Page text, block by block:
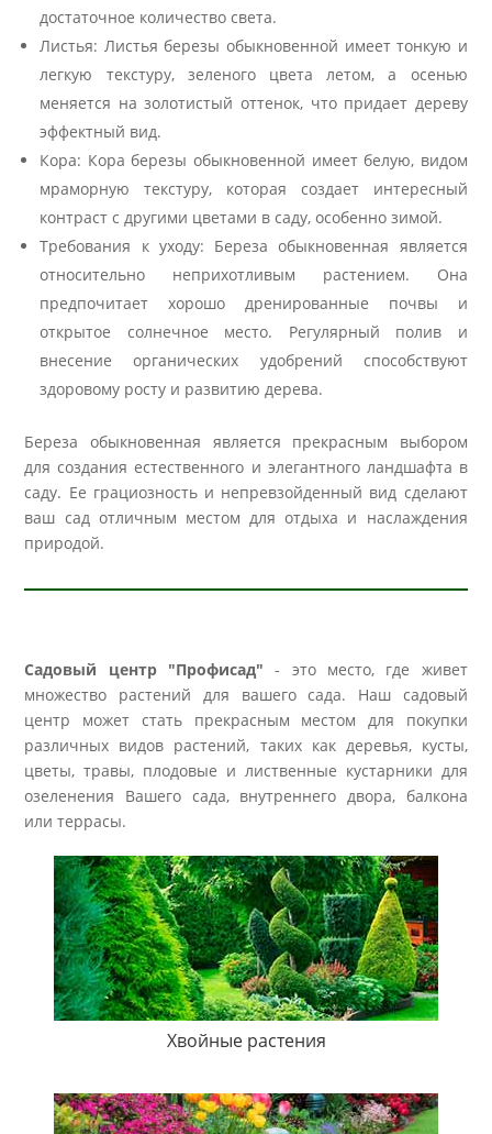
достаточное количество света.
Листья: Листья березы обыкновенной имеет тонкую и
легкую текстуру, зеленого цвета летом, а осенью
меняется на золотистый оттенок, что придает дереву
эффектный вид.
Кора: Кора березы обыкновенной имеет белую, видом
мраморную текстуру, которая создает интересный
контраст с другими цветами в саду, особенно зимой.
Требования к уходу: Береза обыкновенная является
относительно неприхотливым растением. Она
предпочитает хорошо дренированные почвы и
открытое солнечное место. Регулярный полив и
внесение органических удобрений способствуют
здоровому росту и развитию дерева.
Береза обыкновенная является прекрасным выбором
для создания естественного и элегантного ландшафта в
саду. Ее грациозность и непревзойденный вид сделают
ваш сад отличным местом для отдыха и наслаждения
природой.
Садовый центр "Профисад" - это место, где живет
множество растений для вашего сада. Наш садовый
центр может стать прекрасным местом для покупки
различных видов растений, таких как деревья, кусты,
цветы, травы, плодовые и лиственные кустарники для
озеленения Вашего сада, внутреннего двора, балкона
или террасы.
Хвойные растения